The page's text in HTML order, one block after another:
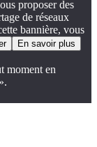
proposer des
de réseaux
bannière, vous
En savoir plus
moment en